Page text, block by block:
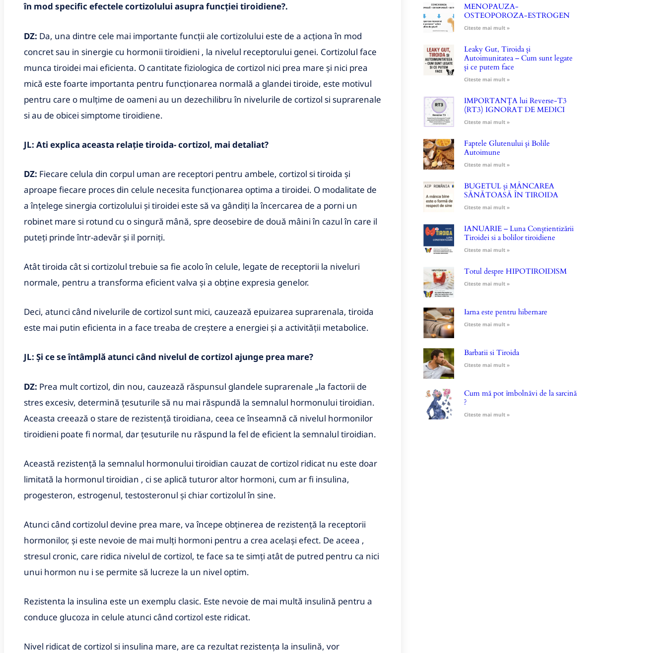
în mod specific efectele cortizolului asupra funcției tiroidiene?.
DZ: Da, una dintre cele mai importante funcții ale cortizolului este de a acționa în mod
concret sau in sinergie cu hormonii tiroidieni , la nivelul receptorului genei. Cortizolul face
munca tiroidei mai eficienta. O cantitate fiziologica de cortizol nici prea mare și nici prea
mică este foarte importanta pentru funcționarea normală a glandei tiroide, este motivul
pentru care o mulțime de oameni au un dezechilibru în nivelurile de cortizol si suprarenale
si au de obicei simptome tiroidiene.
JL: Ati explica aceasta relație tiroida- cortizol, mai detaliat?
DZ: Fiecare celula din corpul uman are receptori pentru ambele, cortizol si tiroida și
aproape fiecare proces din celule necesita funcționarea optima a tiroidei. O modalitate de
a înțelege sinergia cortizolului și tiroidei este să va gândiți la încercarea de a porni un
robinet mare si rotund cu o singură mână, spre deosebire de două mâini în cazul în care il
puteți prinde într-adevăr și il porniți.
Atât tiroida cât si cortizolul trebuie sa fie acolo în celule, legate de receptorii la niveluri
normale, pentru a transforma eficient valva și a obține expresia genelor.
Deci, atunci când nivelurile de cortizol sunt mici, cauzează epuizarea suprarenala, tiroida
este mai putin eficienta in a face treaba de creștere a energiei și a activității metabolice.
JL: Și ce se întâmplă atunci când nivelul de cortizol ajunge prea mare?
DZ: Prea mult cortizol, din nou, cauzează răspunsul glandele suprarenale „la factorii de
stres excesiv, determină țesuturile să nu mai răspundă la semnalul hormonului tiroidian.
Aceasta creează o stare de rezistență tiroidiana, ceea ce înseamnă că nivelul hormonilor
tiroidieni poate fi normal, dar țesuturile nu răspund la fel de eficient la semnalul tiroidian.
Această rezistență la semnalul hormonului tiroidian cauzat de cortizol ridicat nu este doar
limitată la hormonul tiroidian , ci se aplică tuturor altor hormoni, cum ar fi insulina,
progesteron, estrogenul, testosteronul și chiar cortizolul în sine.
Atunci când cortizolul devine prea mare, va începe obținerea de rezistență la receptorii
hormonilor, și este nevoie de mai mulți hormoni pentru a crea același efect. De aceea ,
stresul cronic, care ridica nivelul de cortizol, te face sa te simți atât de putred pentru ca nici
unui hormon nu i se permite să lucreze la un nivel optim.
Rezistenta la insulina este un exemplu clasic. Este nevoie de mai multă insulină pentru a
conduce glucoza in celule atunci când cortizol este ridicat.
Nivel ridicat de cortizol si insulina mare, are ca rezultat rezistența la insulină, vor
MENOPAUZA-
OSTEOPOROZA-ESTROGEN
Citeste mai mult »
Leaky Gut, Tiroida și
Autoimunitatea – Cum sunt legate
și ce putem face
Citeste mai mult »
IMPORTANȚA lui Reverse-T3
(RT3) IGNORAT DE MEDICI
Citeste mai mult »
Faptele Glutenului și Bolile
Autoimune
Citeste mai mult »
BUGETUL și MÂNCAREA
SĂNĂTOASĂ ÎN TIROIDA
Citeste mai mult »
IANUARIE – Luna Conștientizării
Tiroidei si a bolilor tiroidiene
Citeste mai mult »
Totul despre HIPOTIROIDISM
Citeste mai mult »
Iarna este pentru hibernare
Citeste mai mult »
Barbatii si Tiroida
Citeste mai mult »
Cum mă pot îmbolnăvi de la sarcină
?
Citeste mai mult »